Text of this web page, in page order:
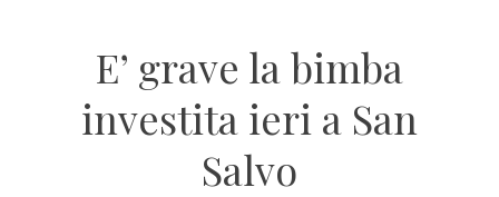
E’ grave la bimba
investita ieri a San
Salvo